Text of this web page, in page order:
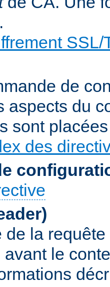
SSL/
de
aspects du
sont
des
de la
avant le